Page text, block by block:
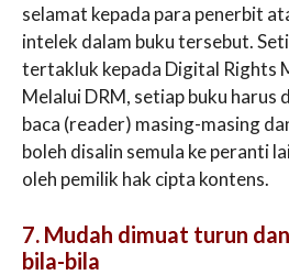
selamat kepada para penerbit
intelek dalam buku tersebut.
tertakluk kepada Digital Rights
Melalui DRM, setiap buku harus
baca (reader) masing-masing
boleh disalin semula ke peranti
oleh pemilik hak cipta kontens.
7. Mudah dimuat turun
bila-bila